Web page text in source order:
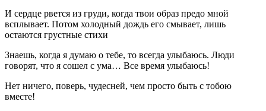
И сердце рвется из груди, когда твои образ предо мной
всплывает. Потом холодный дождь его смывает, лишь
остаются грустные стихи
Знаешь, когда я думаю о тебе, то всегда улыбаюсь. Люди
говорят, что я сошел с ума… Все время улыбаюсь!
Нет ничего, поверь, чудесней, чем просто быть с тобою
вместе!